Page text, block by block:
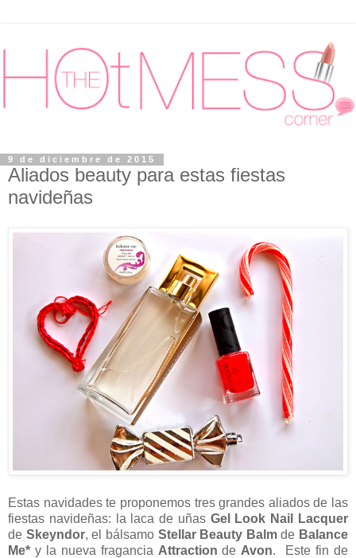
9 de diciembre de 2015
Aliados beauty para estas fiestas
navideñas
Estas navidades te proponemos tres grandes aliados de las
fiestas navideñas: la laca de uñas Gel Look Nail Lacquer
de Skeyndor, el bálsamo Stellar Beauty Balmde Balance
Me* y la nueva fragancia Attractionde Avon. Este fin de